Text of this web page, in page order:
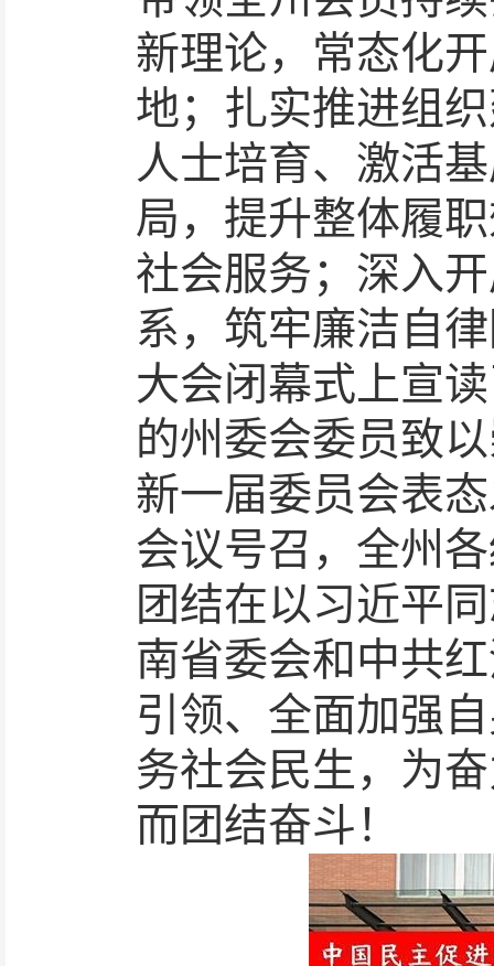
新理论，常态化
地；扎实推进组
人士培育、激活
局， 提升整体履
社会服务；深入
系，筑牢廉洁自
大会闭幕式上宣
的州委会委员致
新一届委员会表
会议号召，全州
团结在以习近平
南省委会和中共
引领、 全面加强
务社会民生 ， 为
而团结奋斗！